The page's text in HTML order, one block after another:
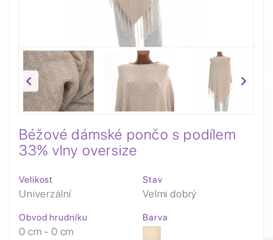
Béžové dámské pončo s podílem
33% vlny oversize
Velikost
Univerzální
Stav
Velmi dobrý
Obvod hrudníku
0 cm - 0 cm
Barva